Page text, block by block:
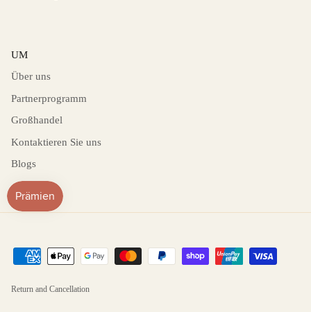
UM
Über uns
Partnerprogramm
Großhandel
Kontaktieren Sie uns
Blogs
Return and Cancellation